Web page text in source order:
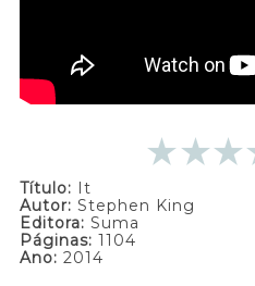
Título: It
Autor: Stephen King
Editora: Suma
Páginas: 1104
Ano: 2014